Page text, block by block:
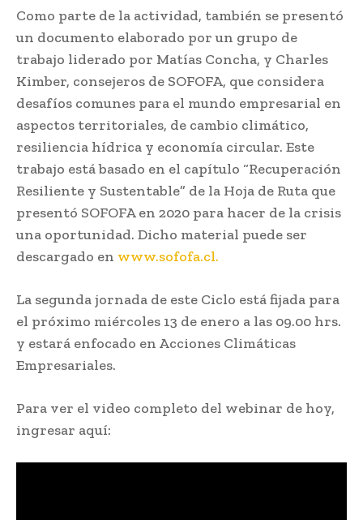
Como parte de la actividad, también se presentó
un documento elaborado por un grupo de
trabajo liderado por Matías Concha, y Charles
Kimber, consejeros de SOFOFA, que considera
desafíos comunes para el mundo empresarial en
aspectos territoriales, de cambio climático,
resiliencia hídrica y economía circular. Este
trabajo está basado en el capítulo “Recuperación
Resiliente y Sustentable” de la Hoja de Ruta que
presentó SOFOFA en 2020 para hacer de la crisis
una oportunidad. Dicho material puede ser
descargado en www.sofofa.cl.
La segunda jornada de este Ciclo está fijada para
el próximo miércoles 13 de enero a las 09.00 hrs.
y estará enfocado en Acciones Climáticas
Empresariales.
Para ver el video completo del webinar de hoy,
ingresar aquí: